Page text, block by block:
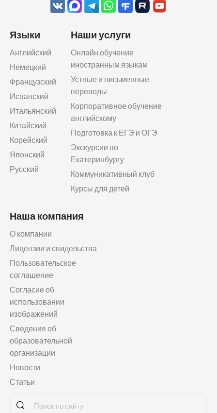
Языки
Английский
Немецкий
Французский
Испанский
Итальянский
Китайский
Корейский
Японский
Русский
Наши услуги
Онлайн обучение
иностранным языкам
Устные и письменные
переводы
Корпоративное обучение
английскому
Подготовка к ЕГЭ и ОГЭ
Экскурсии по
Екатеринбургу
Коммуникативный клуб
Курсы для детей
Наша компания
О компании
Лицензии и свидельства
Пользовательское
соглашение
Согласие об
использовании
изображений
Сведения об
образовательной
организации
Новости
Статьи